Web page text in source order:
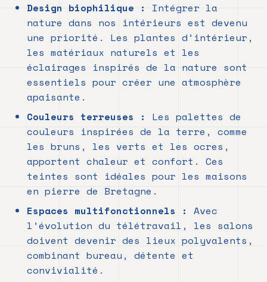
Design biophilique :
Intégrer la
nature dans nos intérieurs est devenu
une priorité. Les plantes d’intérieur,
les matériaux naturels et les
éclairages inspirés de la nature sont
essentiels pour créer une atmosphère
apaisante.
Couleurs terreuses :
Les palettes de
couleurs inspirées de la terre, comme
les bruns, les verts et les ocres,
apportent chaleur et confort. Ces
teintes sont idéales pour les maisons
en pierre de Bretagne.
Espaces multifonctionnels : Avec
l’évolution du télétravail, les salons
doivent devenir des lieux polyvalents,
combinant bureau, détente et
convivialité.